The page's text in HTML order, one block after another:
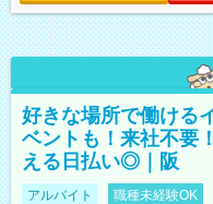
好きな場所で働ける
ベントも！来社不要
える日払い◎｜阪
アルバイト 職種未経験OK